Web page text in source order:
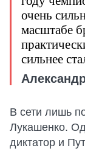
очень
масштабе
сильнее
В сети лишь
Лукашенко.
диктатор и